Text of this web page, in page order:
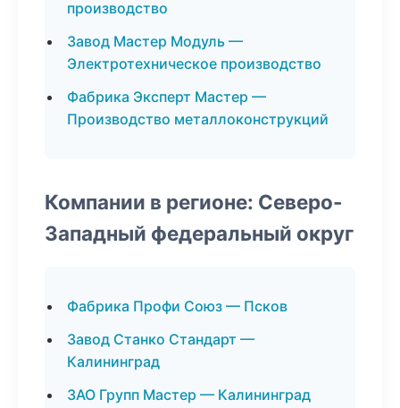
производство
Завод Мастер Модуль —
Электротехническое производство
Фабрика Эксперт Мастер —
Производство металлоконструкций
Компании в регионе: Северо-
Западный федеральный округ
Фабрика Профи Союз — Псков
Завод Станко Стандарт —
Калининград
ЗАО Групп Мастер — Калининград